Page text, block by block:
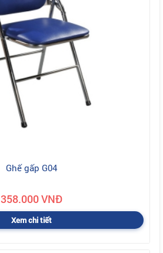
Ghế gấp G04
358.000 VNĐ
Xem chi tiết